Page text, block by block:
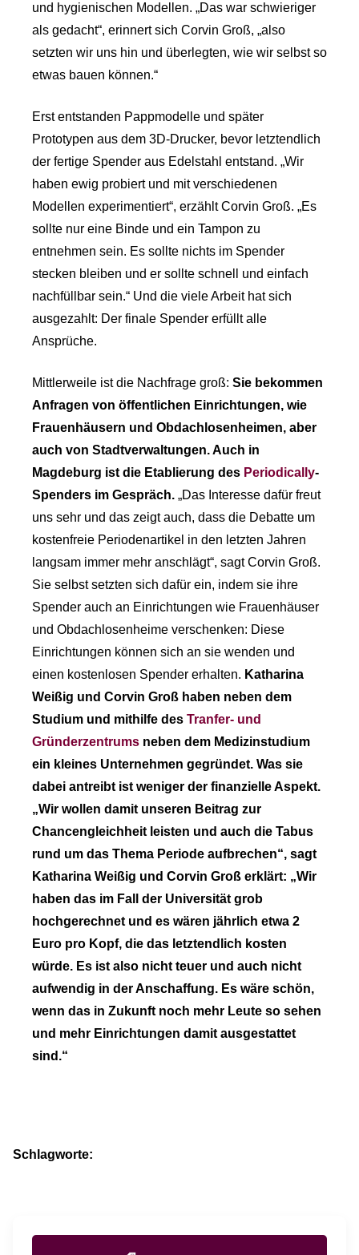
und hygienischen Modellen. „Das war schwieriger
als gedacht“, erinnert sich Corvin Groß, „also
setzten wir uns hin und überlegten, wie wir selbst so
etwas bauen können.“
Erst entstanden Pappmodelle und später
Prototypen aus dem 3D-Drucker, bevor letztendlich
der fertige Spender aus Edelstahl entstand. „Wir
haben ewig probiert und mit verschiedenen
Modellen experimentiert“, erzählt Corvin Groß. „Es
sollte nur eine Binde und ein Tampon zu
entnehmen sein. Es sollte nichts im Spender
stecken bleiben und er sollte schnell und einfach
nachfüllbar sein.“ Und die viele Arbeit hat sich
ausgezahlt: Der finale Spender erfüllt alle
Ansprüche.
Mittlerweile ist die Nachfrage groß: Sie bekommen
Anfragen von öffentlichen Einrichtungen, wie
Frauenhäusern und Obdachlosenheimen, aber
auch von Stadtverwaltungen. Auch in
Magdeburg ist die Etablierung des Periodically-
Spenders im Gespräch. „Das Interesse dafür freut
uns sehr und das zeigt auch, dass die Debatte um
kostenfreie Periodenartikel in den letzten Jahren
langsam immer mehr anschlägt“, sagt Corvin Groß.
Sie selbst setzten sich dafür ein, indem sie ihre
Spender auch an Einrichtungen wie Frauenhäuser
und Obdachlosenheime verschenken: Diese
Einrichtungen können sich an sie wenden und
einen kostenlosen Spender erhalten. Katharina
Weißig und Corvin Groß haben neben dem
Studium und mithilfe des Tranfer- und
Gründerzentrums neben dem Medizinstudium
ein kleines Unternehmen gegründet. Was sie
dabei antreibt ist weniger der finanzielle Aspekt.
„Wir wollen damit unseren Beitrag zur
Chancengleichheit leisten und auch die Tabus
rund um das Thema Periode aufbrechen“, sagt
Katharina Weißig und Corvin Groß erklärt: „Wir
haben das im Fall der Universität grob
hochgerechnet und es wären jährlich etwa 2
Euro pro Kopf, die das letztendlich kosten
würde. Es ist also nicht teuer und auch nicht
aufwendig in der Anschaffung. Es wäre schön,
wenn das in Zukunft noch mehr Leute so sehen
und mehr Einrichtungen damit ausgestattet
sind.“
Schlagworte: